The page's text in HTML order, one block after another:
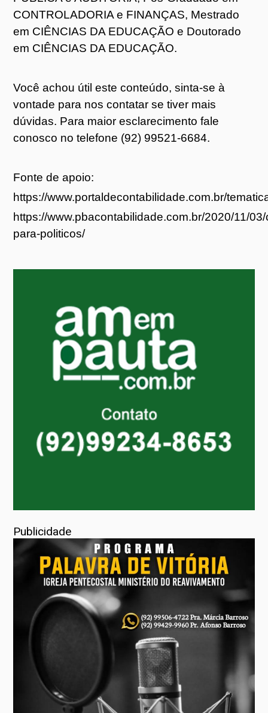
CONTROLADORIA e FINANÇAS, Mestrado
em CIÊNCIAS DA EDUCAÇÃO e Doutorado
em CIÊNCIAS DA EDUCAÇÃO.
Você achou útil este conteúdo, sinta-se à
vontade para nos contatar se tiver mais
dúvidas. Para maior esclarecimento fale
conosco no telefone (92) 99521-6684.
Fonte de apoio:
https://www.portaldecontabilidade.com.br/
https://www.pbacontabilidade.com.br/2020/11/
para-politicos/
Publicidade